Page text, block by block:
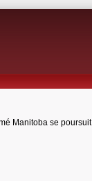
Manitoba se poursuit